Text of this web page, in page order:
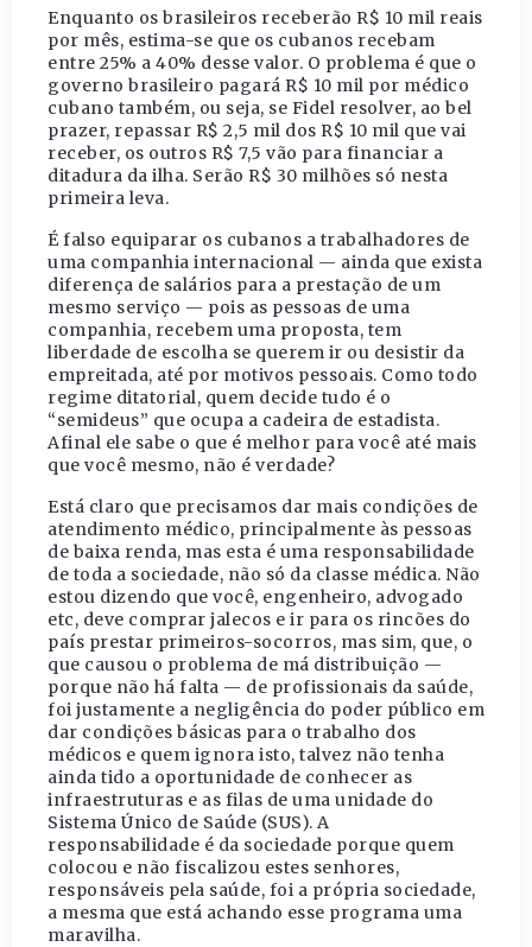
Enquanto os brasileiros receberão R$ 10 mil reais
por mês, estima-se que os cubanos recebam
entre 25% a 40% desse valor. O problema é que o
governo brasileiro pagará R$ 10 mil por médico
cubano também, ou seja, se Fidel resolver, ao bel
prazer, repassar R$ 2,5 mil dos R$ 10 mil que vai
receber, os outros R$ 7,5 vão para financiar a
ditadura da ilha. Serão R$ 30 milhões só nesta
primeira leva.
É falso equiparar os cubanos a trabalhadores de
uma companhia internacional — ainda que exista
diferença de salários para a prestação de um
mesmo serviço — pois as pessoas de uma
companhia, recebem uma proposta, tem
liberdade de escolha se querem ir ou desistir da
empreitada, até por motivos pessoais. Como todo
regime ditatorial, quem decide tudo é o
“semideus” que ocupa a cadeira de estadista.
Afinal ele sabe o que é melhor para você até mais
que você mesmo, não é verdade?
Está claro que precisamos dar mais condições de
atendimento médico, principalmente às pessoas
de baixa renda, mas esta é uma responsabilidade
de toda a sociedade, não só da classe médica. Não
estou dizendo que você, engenheiro, advogado
etc, deve comprar jalecos e ir para os rincões do
país prestar primeiros-socorros, mas sim, que, o
que causou o problema de má distribuição —
porque não há falta — de profissionais da saúde,
foi justamente a negligência do poder público em
dar condições básicas para o trabalho dos
médicos e quem ignora isto, talvez não tenha
ainda tido a oportunidade de conhecer as
infraestruturas e as filas de uma unidade do
Sistema Único de Saúde (SUS). A
responsabilidade é da sociedade porque quem
colocou e não fiscalizou estes senhores,
responsáveis pela saúde, foi a própria sociedade,
a mesma que está achando esse programa uma
maravilha.